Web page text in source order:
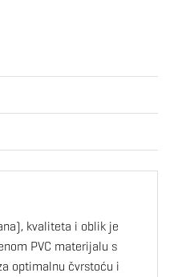
kvaliteta i oblik je
PVC materijalu s
optimalnu čvrstoću i